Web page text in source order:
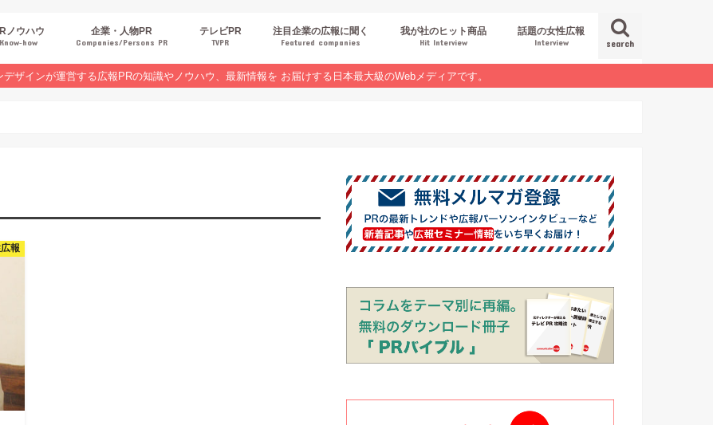
search
ノウハウ
Know‐how
スキルUP
・サービスPR
タルPR
レンド
ントPR
コラム
ラインセミナーレポート
企業・人物PR
Companies/Persons PR
テレビPR
TVPR
注目企業の広報に聞く
Featured companies
我が社のヒット商品
Hit Interview
話題の女性広報
Interview
ザインが運営する広報PRの知識やノウハウ、最新情報を お届けする日本最大級のWebメディアです。
報